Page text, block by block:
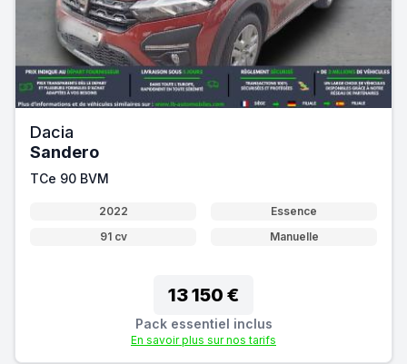
Dacia
Sandero
TCe 90 BVM
2022
Essence
91 cv
Manuelle
13 150 €
Pack essentiel inclus
En savoir plus sur nos tarifs